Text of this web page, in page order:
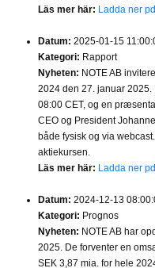
Läs mer här: Ladda ner
Datum: 2025-01-15
Kategori: Rapport
Nyheten: NOTE AB
2024 den 27. januar 2025.
08:00 CET, og en
CEO og President
både fysisk og via
aktiekursen.
Läs mer här: Ladda ner
Datum: 2024-12-13
Kategori: Prognos
Nyheten: NOTE AB har
2025. De forventer en
SEK 3,87 mia. for hele